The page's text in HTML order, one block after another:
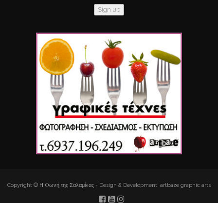
Copyright © Η Φωνή της Σαλαμίνας - Design & Development: artbaze graphic arts